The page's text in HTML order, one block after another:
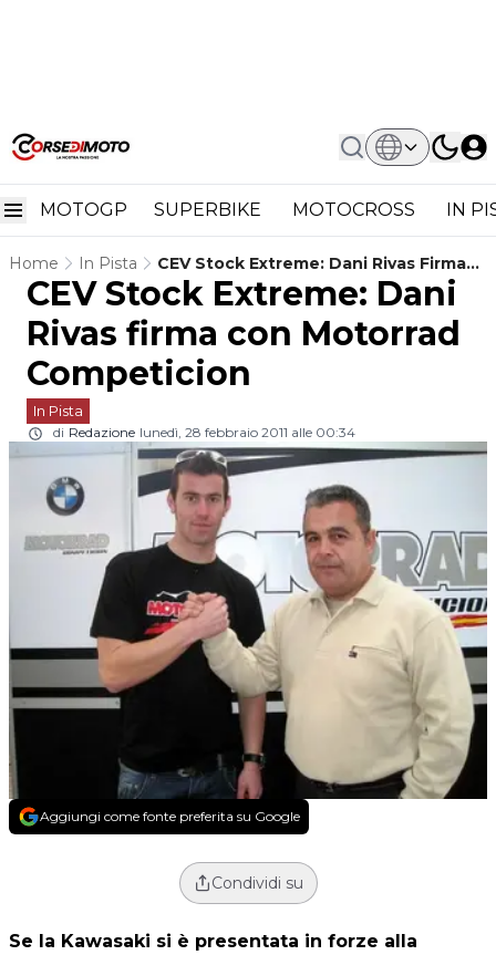
MOTOGP SUPERBIKE MOTOCROSS IN
Home In Pista
CEV Stock Extreme: Dani Rivas Firma
Con Motorrad Competicion
CEV Stock Extreme: Dani
Rivas firma con Motorrad
Competicion
In Pista
di Redazione lunedì, 28 febbraio 2011 alle 00:34
Aggiungi come fonte preferita su Google
Condividi su
Se la Kawasaki si è presentata in forze alla